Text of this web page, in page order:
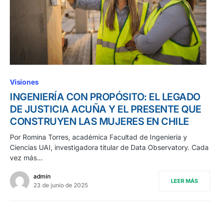
Visiones
INGENIERÍA CON PROPÓSITO: EL LEGADO
DE JUSTICIA ACUÑA Y EL PRESENTE QUE
CONSTRUYEN LAS MUJERES EN CHILE
Por Romina Torres, académica Facultad de Ingeniería y
Ciencias UAI, investigadora titular de Data Observatory. Cada
vez más…
admin
23 de junio de 2025
LEER MÁS